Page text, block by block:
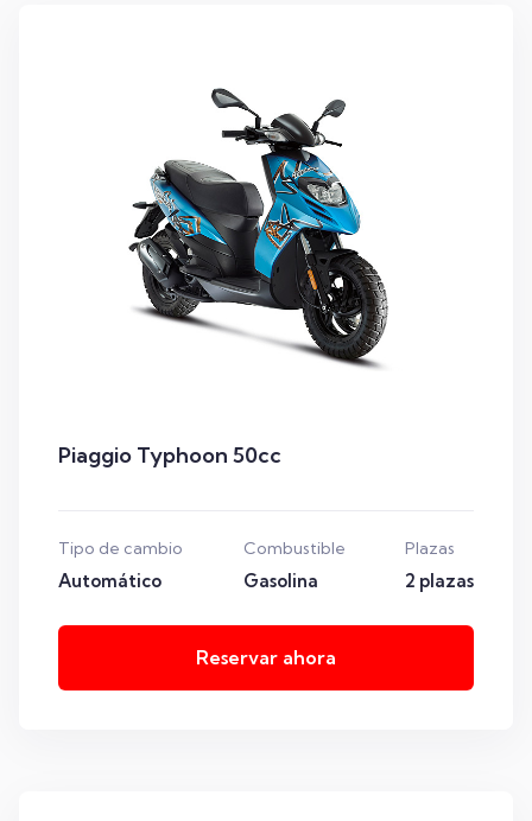
Piaggio Typhoon 50cc
Tipo de cambio
Automático
Combustible
Gasolina
Plazas
2 plazas
Reservar ahora